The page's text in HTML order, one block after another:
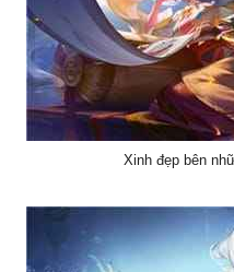
Xinh đẹp bên